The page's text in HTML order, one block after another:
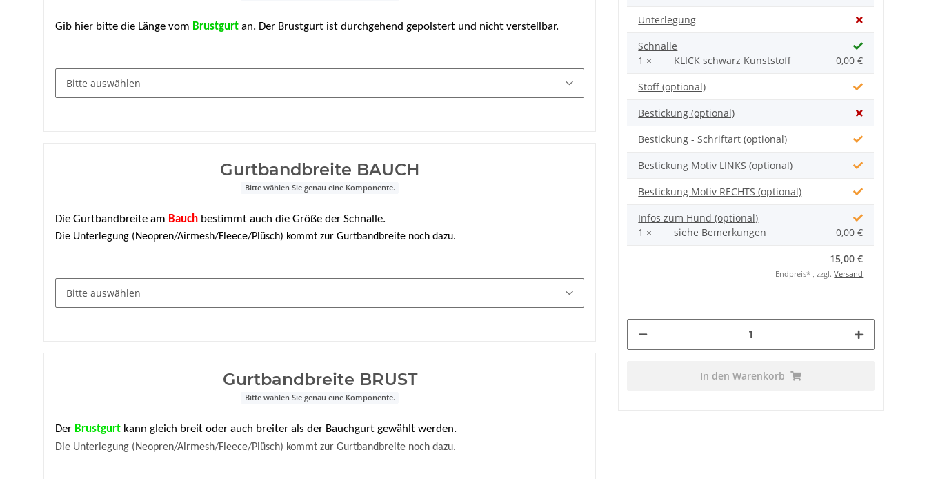
Gib hier bitte die Länge vom Brustgurt an. Der Brustgurt ist durchgehend gepolstert und nicht verstellbar.
Gurtbandbreite BAUCH
Bitte wählen Sie genau eine Komponente.
Die Gurtbandbreite am Bauch bestimmt auch die Größe der Schnalle.
Die Unterlegung (Neopren/Airmesh/Fleece/Plüsch) kommt zur Gurtbandbreite noch dazu.
Gurtbandbreite BRUST
Bitte wählen Sie genau eine Komponente.
Der Brustgurt kann gleich breit oder auch breiter als der Bauchgurt gewählt werden.
Die Unterlegung (Neopren/Airmesh/Fleece/Plüsch) kommt zur Gurtbandbreite noch dazu.
Unterlegung
Schnalle
1 ×
KLICK schwarz Kunststoff
0,00 €
Stoff (optional)
Bestickung (optional)
Bestickung - Schriftart (optional)
Bestickung Motiv LINKS (optional)
Bestickung Motiv RECHTS (optional)
Infos zum Hund (optional)
1 ×
siehe Bemerkungen
0,00 €
15,00 €
Endpreis* , zzgl.Versand
In den Warenkorb